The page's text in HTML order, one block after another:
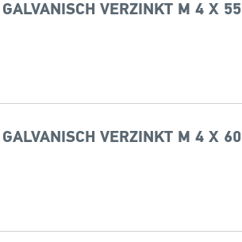
VERZINKT M 4 X 55
VERZINKT M 4 X 60